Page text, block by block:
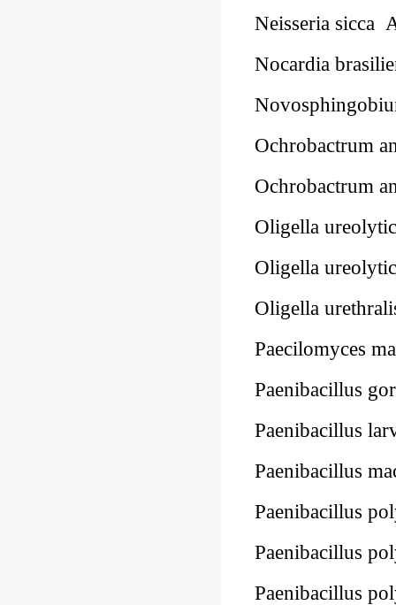
Neisseria sicca
Nocardia
Ochrobactrum
Ochrobactrum
Oligella
Oligella
Oligella
Paecilomyces
Paenibacillus
Paenibacillus
Paenibacillus
Paenibacillus
Paenibacillus
Paenibacillus